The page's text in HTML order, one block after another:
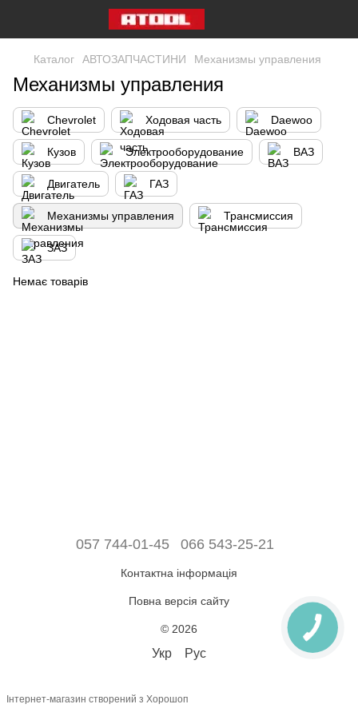
Каталог АВТОЗАПЧАСТИНИ Механизмы управления
Механизмы управления
Chevrolet Ходовая часть Daewoo
Кузов Электрооборудование ВАЗ
Двигатель ГАЗ
Механизмы управления Трансмиссия
ЗАЗ
Немає товарів
057 744-01-45 066 543-25-21
Контактна інформація
Повна версія сайту
© 2026
Укр Рус
Інтернет-магазин створений з Хорошоп